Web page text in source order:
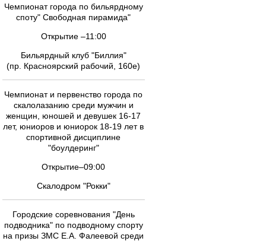
Чемпионат города по бильярдному
споту" Свободная пирамида"
Открытие –11:00
Бильярдный клуб "Биллия"
(пр. Красноярский рабочий, 160е)
Чемпионат и первенство города по
скалолазанию среди мужчин и
женщин, юношей и девушек 16-17
лет, юниоров и юниорок 18-19 лет в
спортивной дисциплине
"боулдеринг"
Открытие–09:00
Скалодром "Рокки"
Городские соревнования "День
подводника" по подводному спорту
на призы ЗМС Е.А. Фалеевой среди